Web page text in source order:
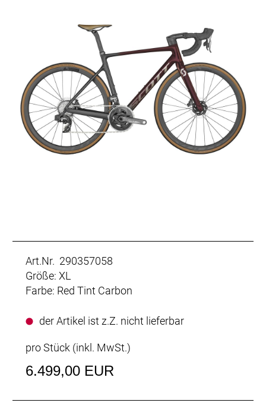
Art.Nr. 290357058
Größe: XL
Farbe: Red Tint Carbon
der Artikel ist z.Z. nicht lieferbar
pro Stück (inkl. MwSt.)
6.499,00 EUR